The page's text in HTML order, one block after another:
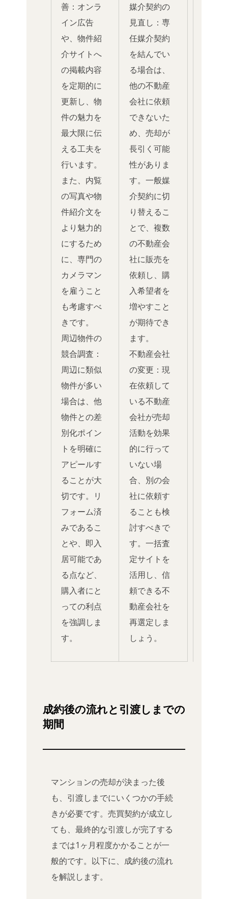
善：オンラ
イン広告
や、物件紹
介サイトへ
の掲載内容
を定期的に
更新し、物
件の魅力を
最大限に伝
える工夫を
行います。
また、内覧
の写真や物
件紹介文を
より魅力的
にするため
に、専門の
カメラマン
を雇うこと
も考慮すべ
きです。
周辺物件の
競合調査：
周辺に類似
物件が多い
場合は、他
物件との差
別化ポイン
トを明確に
アピールす
ることが大
切です。リ
フォーム済
みであるこ
とや、即入
居可能であ
る点など、
購入者にと
っての利点
を強調しま
す。
媒介契約の
見直し：専
任媒介契約
を結んでい
る場合は、
他の不動産
会社に依頼
できないた
め、売却が
長引く可能
性がありま
す。一般媒
介契約に切
り替えるこ
とで、複数
の不動産会
社に販売を
依頼し、購
入希望者を
増やすこと
が期待でき
ます。
不動産会社
の変更：現
在依頼して
いる不動産
会社が売却
活動を効果
的に行って
いない場
合、別の会
社に依頼す
ることも検
討すべきで
す。一括査
定サイトを
活用し、信
頼できる不
動産会社を
再選定しま
しょう。
成約後の流れと引渡しまでの
期間
マンションの売却が決まった後
も、引渡しまでにいくつかの手続
きが必要です。売買契約が成立し
ても、最終的な引渡しが完了する
までは1ヶ月程度かかることが一
般的です。以下に、成約後の流れ
を解説します。